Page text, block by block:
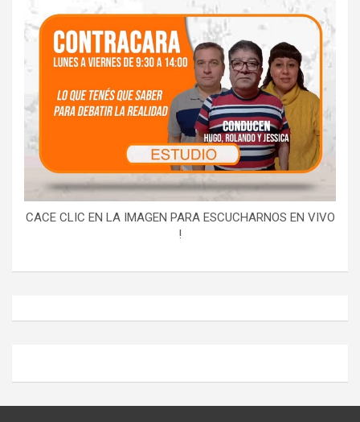
CACE CLIC EN LA IMAGEN PARA ESCUCHARNOS EN VIVO
!